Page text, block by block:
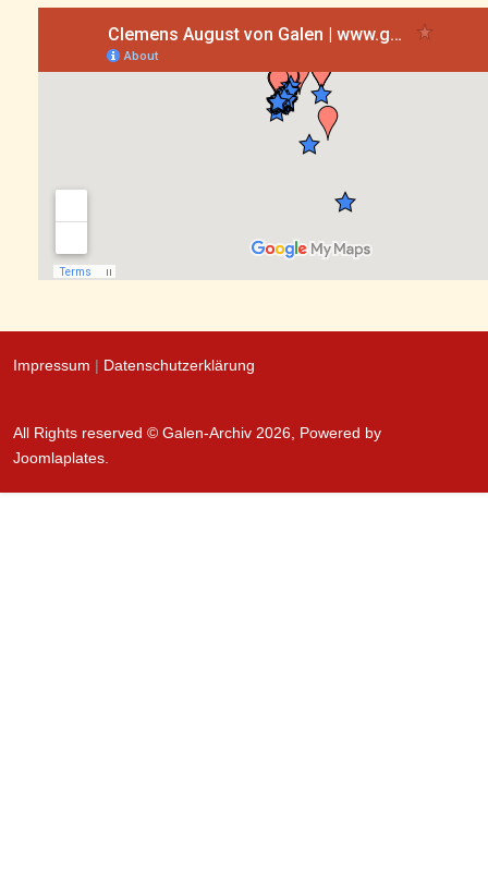
Impressum | Datenschutzerklärung
All Rights reserved © Galen-Archiv 2026, Powered by
Joomlaplates